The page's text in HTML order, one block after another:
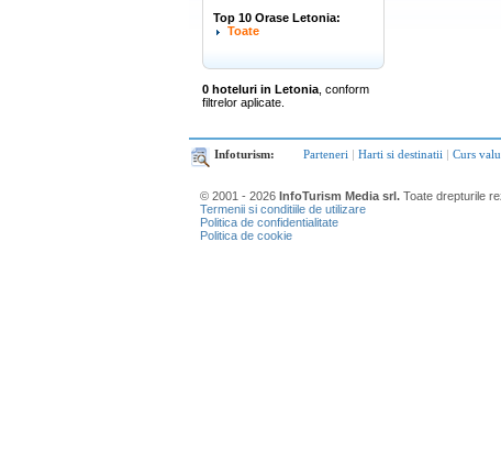
Top 10 Orase Letonia:
Toate
0 hoteluri in Letonia , conform
filtrelor aplicate.
Infoturism: Parteneri | Harti si destinatii | Curs
© 2001 - 2026 InfoTurism Media srl. Toate drepturile
Termenii si conditiile de utilizare
Politica de confidentialitate
Politica de cookie